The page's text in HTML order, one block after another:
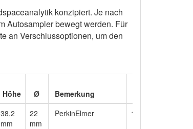
konzipiert. Je nach
Autosampler bewegt werden. Für
an Verschlussoptionen, um den
Höhe Ø
Bemerkung
38,2
mm
22
mm
PerkinElmer 1